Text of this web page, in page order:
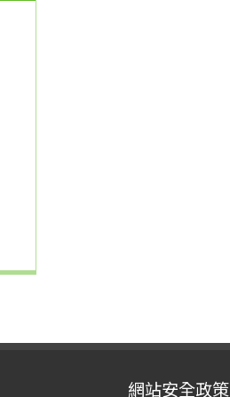
網站安全政策